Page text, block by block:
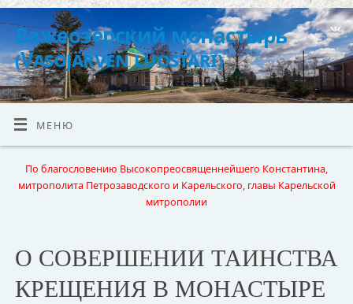
Важеозерский монастырь
(Vasojärven luostari)
МЕНЮ
По благословению Высокопреосвященнейшего Константина,
митрополита Петрозаводского и Карельского, главы Карельской
митрополии
О СОВЕРШЕНИИ ТАИНСТВА
КРЕЩЕНИЯ В МОНАСТЫРЕ